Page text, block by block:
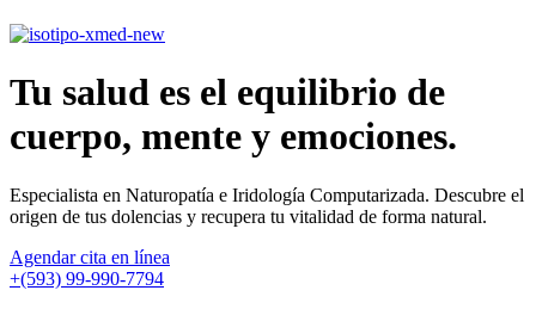
Tu salud es el equilibrio de
cuerpo, mente y emociones.
Especialista en Naturopatía e Iridología Computarizada. Descubre el
origen de tus dolencias y recupera tu vitalidad de forma natural.
Agendar cita en línea
+(593) 99-990-7794